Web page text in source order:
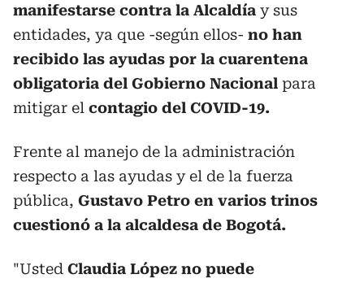
manifestarse contra la Alcaldía y sus
entidades, ya que -según ellos- no han
recibido las ayudas por la cuarentena
obligatoria del Gobierno Nacional para
mitigar el contagio del COVID-19.
Frente al manejo de la administración
respecto a las ayudas y el de la fuerza
pública, Gustavo Petro en varios trinos
cuestionó a la alcaldesa de Bogotá.
"Usted Claudia López no puede